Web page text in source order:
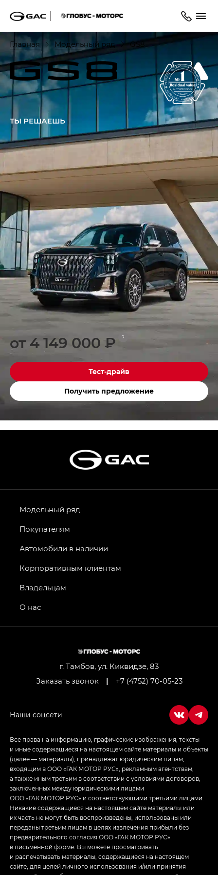
Главная Модельный ряд GS8
ТЫ РЕШАЕШЬ
от 4 149 000 ₽ ?
Тест-драйв
Получить предложение
г. Тамбов, ул. Киквидзе, 83
Заказать звонок
| +7 (4752) 70-05-23
Модельный ряд
Покупателям
Автомобили в наличии
Корпоративным клиентам
Владельцам
О нас
Все права на информацию, графические изображения, тексты
и иные содержащиеся на настоящем сайте материалы и объекты
(далее — материалы), принадлежат юридическим лицам,
входящим в ООО «ГАК МОТОР РУС», рекламным агентствам,
а также иным третьим в соответствии с условиями договоров,
заключенных между юридическими лицами
ООО «ГАК МОТОР РУС» и соответствующими третьими лицами.
Никакие содержащиеся на настоящем сайте материалы или
их часть не могут быть воспроизведены, использованы или
переданы третьим лицам в целях извлечения прибыли без
предварительного согласия ООО «ГАК МОТОР РУС»
в письменной форме. Вы можете просматривать
и распечатывать материалы, содержащиеся на настоящем
сайте, для целей личного использования и/или принятия